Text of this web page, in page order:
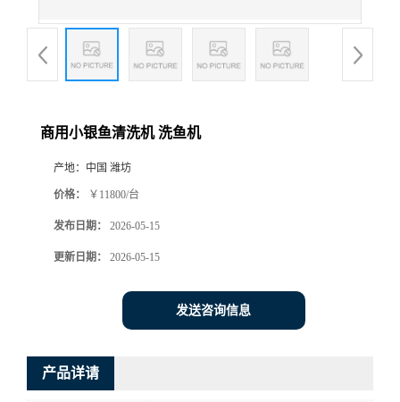
商用小银鱼清洗机 洗鱼机
产地： 中国 潍坊
价格： ￥11800/台
发布日期： 2026-05-15
更新日期： 2026-05-15
发送咨询信息
产品详请